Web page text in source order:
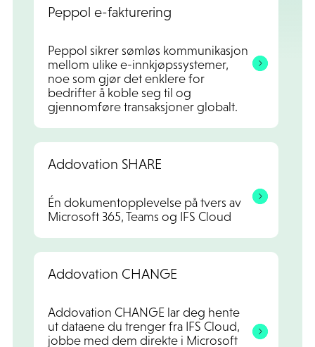
Peppol e-fakturering
Peppol sikrer sømløs kommunikasjon
mellom ulike e-innkjøpssystemer,
noe som gjør det enklere for
bedrifter å koble seg til og
gjennomføre transaksjoner globalt.
Addovation SHARE
Én dokumentopplevelse på tvers av
Microsoft 365, Teams og IFS Cloud
Addovation CHANGE
Addovation CHANGE lar deg hente
ut dataene du trenger fra IFS Cloud,
jobbe med dem direkte i Microsoft